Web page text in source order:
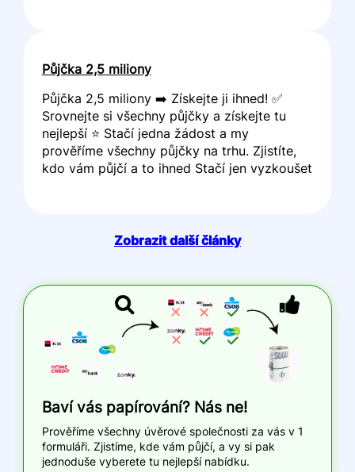
Půjčka 2,5 miliony
Půjčka 2,5 miliony ➡️ Získejte ji ihned! ✅
Srovnejte si všechny půjčky a získejte tu
nejlepší ⭐ Stačí jedna žádost a my
prověříme všechny půjčky na trhu. Zjistíte,
kdo vám půjčí a to ihned Stačí jen vyzkoušet
Zobrazit další články
Baví vás papírování? Nás ne!
Prověříme všechny úvěrové společnosti za vás v 1
formuláři. Zjistíme, kde vám půjčí, a vy si pak
jednoduše vyberete tu nejlepší nabídku.